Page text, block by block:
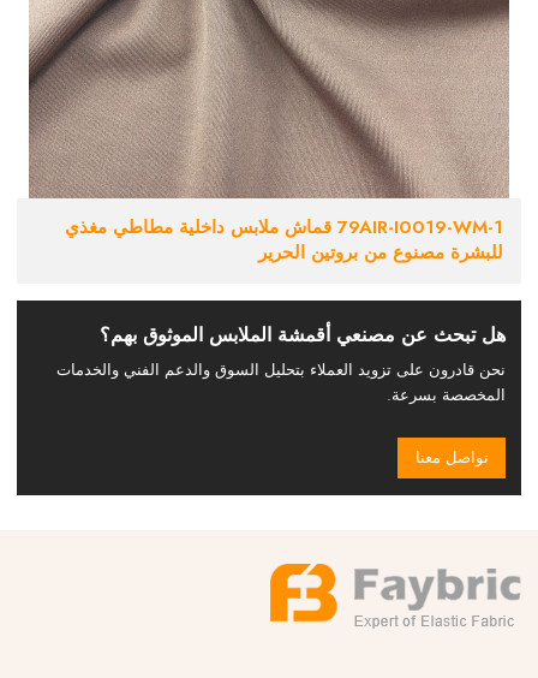
79AIR-I0019-WM-1 قماش ملابس داخلية مطاطي مغذي
للبشرة مصنوع من بروتين الحرير
هل تبحث عن مصنعي أقمشة الملابس الموثوق بهم؟
نحن قادرون على تزويد العملاء بتحليل السوق والدعم الفني والخدمات
المخصصة بسرعة.
تواصل معنا